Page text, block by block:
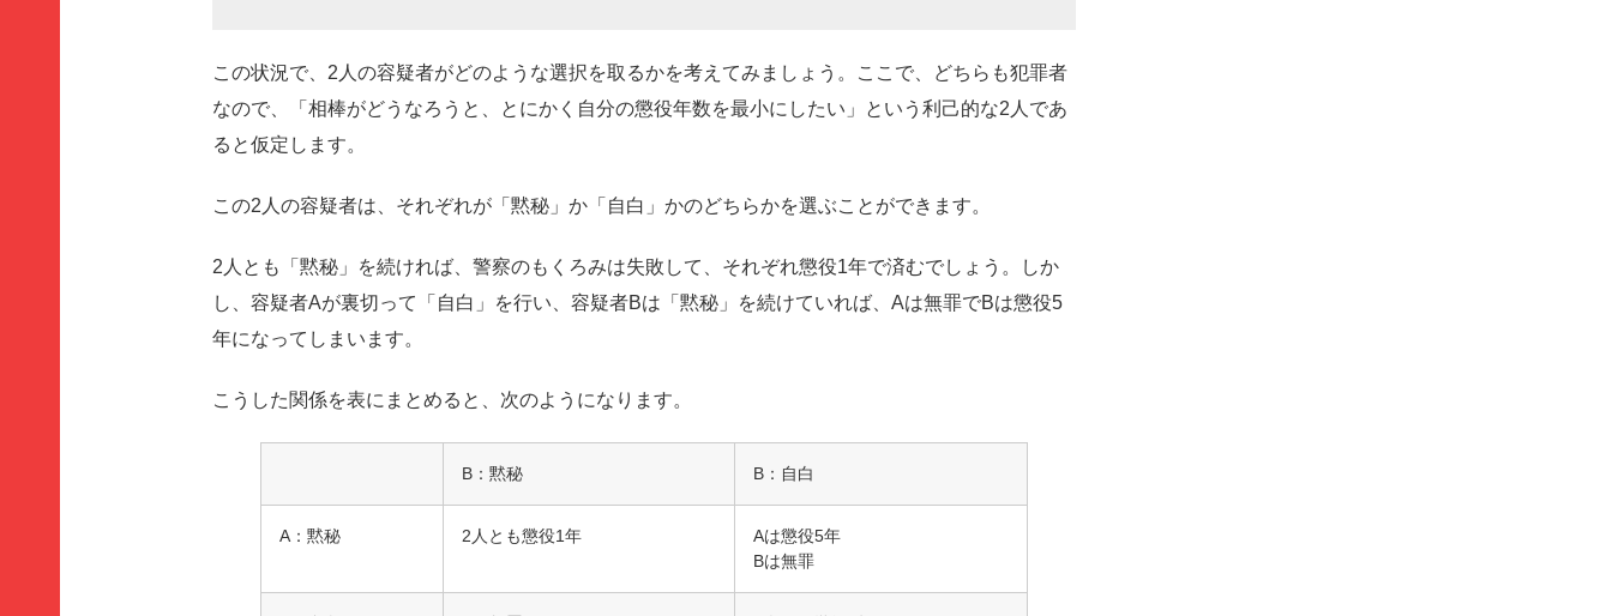
この状況で、2人の容疑者がどのような選択を取るかを考えてみましょう。ここで、どちらも犯罪者
なので、「相棒がどうなろうと、とにかく自分の懲役年数を最小にしたい」という利己的な2人であ
ると仮定します。
この2人の容疑者は、それぞれが「黙秘」か「自白」かのどちらかを選ぶことができます。
2人とも「黙秘」を続ければ、警察のもくろみは失敗して、それぞれ懲役1年で済むでしょう。しか
し、容疑者Aが裏切って「自白」を行い、容疑者Bは「黙秘」を続けていれば、Aは無罪でBは懲役5
年になってしまいます。
こうした関係を表にまとめると、次のようになります。
B：黙秘 B：自白
A：黙秘 2人とも懲役1年
Aは懲役5年
Bは無罪